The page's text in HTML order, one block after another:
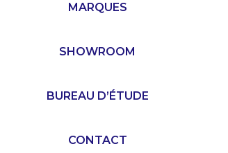
MARQUES
SHOWROOM
BUREAU D’ÉTUDE
CONTACT